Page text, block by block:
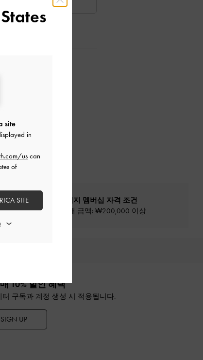
*
프리빌리지 멤버십 자격 조건
최소 구매 금액: ₩200,000 이상
10% 할인 혜택
터 구독과 계정 생성 시 적용됩니다.
SIGN UP
site
in
us can
of
SITE